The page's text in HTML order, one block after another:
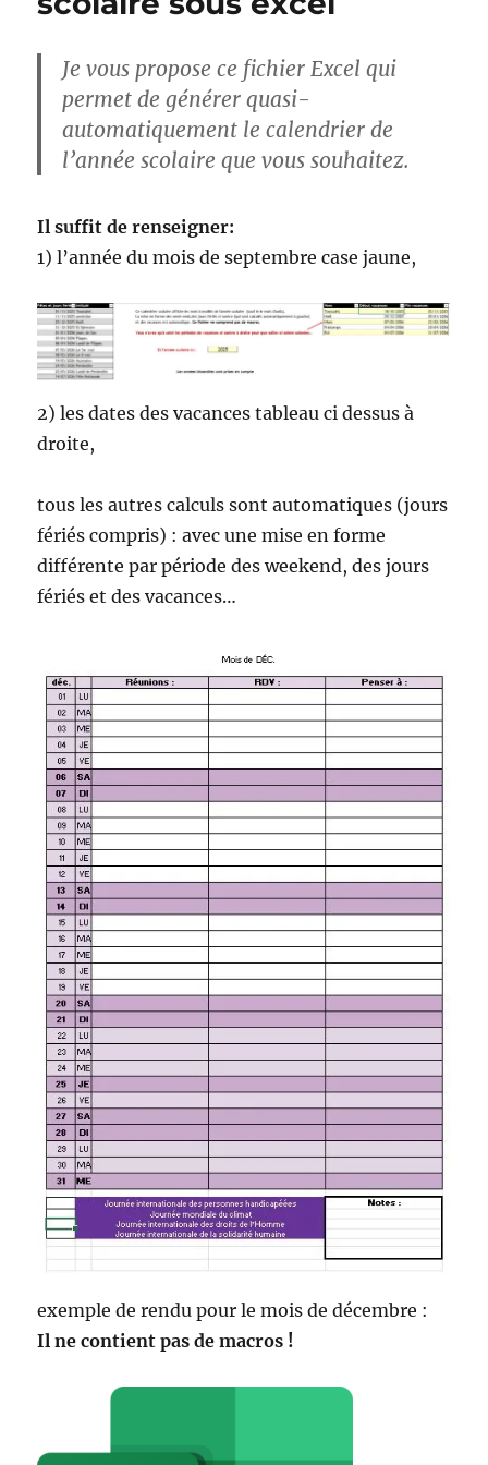
Je vous propose ce fichier Excel qui
permet de générer quasi-
automatiquement le calendrier de
l’année scolaire que vous souhaitez.
Il suffit de renseigner:
1) l’année du mois de septembre case jaune,
2) les dates des vacances tableau ci dessus à
droite,
tous les autres calculs sont automatiques (jours
fériés compris) : avec une mise en forme
différente par période des weekend, des jours
fériés et des vacances…
exemple de rendu pour le mois de décembre :
Il ne contient pas de macros !